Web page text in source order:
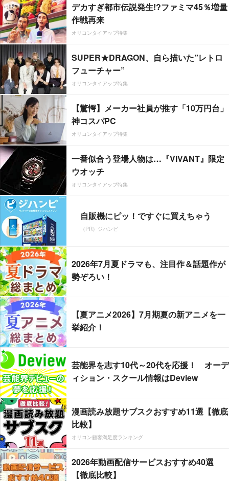
デカすぎ都市伝説発生!?ファミマ45％増量
作戦再来
オリコンタイアップ特集
SUPER★DRAGON、自ら描いた”レトロ
フューチャー”
オリコンタイアップ特集
【驚愕】メーカー社員が推す「10万円台」
神コスパPC
オリコンタイアップ特集
一番似合う登場人物は…『VIVANT』限定
ウオッチ
オリコンタイアップ特集
自販機にピッ！ですぐに買えちゃう
（PR）ジハンピ
2026年7月夏ドラマも、注目作＆話題作が
勢ぞろい！
【夏アニメ2026】7月期夏の新アニメを一
挙紹介！
芸能界を志す10代～20代を応援！ オーデ
ィション・スクール情報はDeview
漫画読み放題サブスクおすすめ11選【徹底
比較】
オリコン顧客満足度ランキング
2026年動画配信サービスおすすめ40選
【徹底比較】